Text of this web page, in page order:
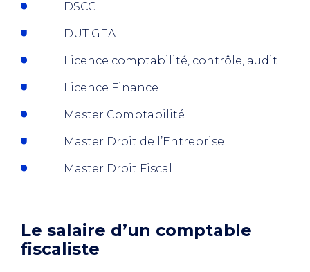
DSCG
DUT GEA
Licence comptabilité, contrôle, audit
Licence Finance
Master Comptabilité
Master Droit de l’Entreprise
Master Droit Fiscal
Le salaire d’un comptable
fiscaliste